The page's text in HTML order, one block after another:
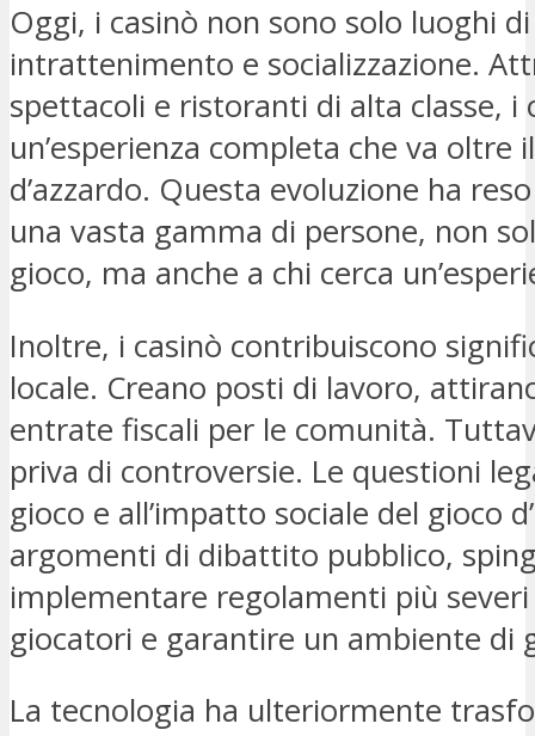
Oggi, i casinò non sono solo luoghi
intrattenimento e socializzazione.
spettacoli e ristoranti di alta classe, i
un’esperienza completa che va oltre
d’azzardo. Questa evoluzione ha
una vasta gamma di persone, non
gioco, ma anche a chi cerca
Inoltre, i casinò contribuiscono
locale. Creano posti di lavoro,
entrate fiscali per le comunità.
priva di controversie. Le questioni
gioco e all’impatto sociale del gioco
argomenti di dibattito pubblico,
implementare regolamenti più
giocatori e garantire un ambiente di
La tecnologia ha ulteriormente